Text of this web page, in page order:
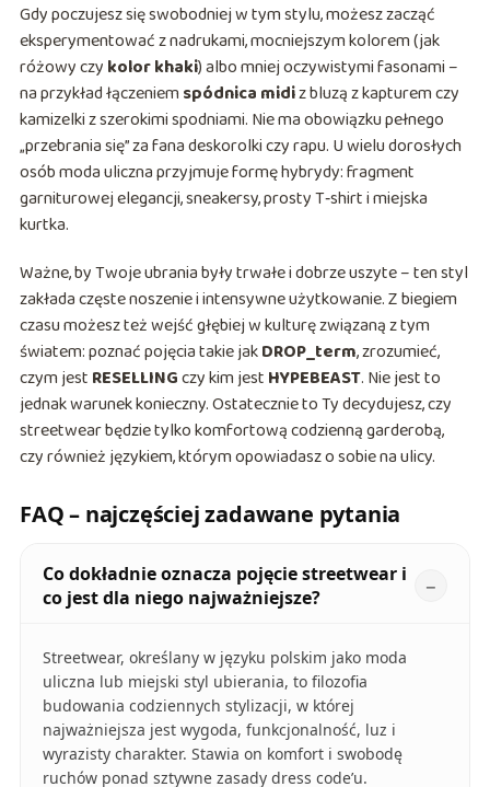
Gdy poczujesz się swobodniej w tym stylu, możesz zacząć
eksperymentować z nadrukami, mocniejszym kolorem (jak
różowy czy kolor khaki) albo mniej oczywistymi fasonami –
na przykład łączeniemspódnica midiz bluzą z kapturem czy
kamizelki z szerokimi spodniami. Nie ma obowiązku pełnego
„przebrania się” za fana deskorolki czy rapu. U wielu dorosłych
osób moda uliczna przyjmuje formę hybrydy: fragment
garniturowej elegancji, sneakersy, prosty T‑shirt i miejska
kurtka.
Ważne, by Twoje ubrania były trwałe i dobrze uszyte – ten styl
zakłada częste noszenie i intensywne użytkowanie. Z biegiem
czasu możesz też wejść głębiej w kulturę związaną z tym
światem: poznać pojęcia takie jakDROP_term, zrozumieć,
czym jest RESELLINGczy kim jest HYPEBEAST. Nie jest to
jednak warunek konieczny. Ostatecznie to Ty decydujesz, czy
streetwear będzie tylko komfortową codzienną garderobą,
czy również językiem, którym opowiadasz o sobie na ulicy.
FAQ – najczęściej zadawane pytania
Co dokładnie oznacza pojęcie streetwear i
co jest dla niego najważniejsze?
Streetwear, określany w języku polskim jako moda
uliczna lub miejski styl ubierania, to filozofia
budowania codziennych stylizacji, w której
najważniejsza jest wygoda, funkcjonalność, luz i
wyrazisty charakter. Stawia on komfort i swobodę
ruchów ponad sztywne zasady dress code’u.